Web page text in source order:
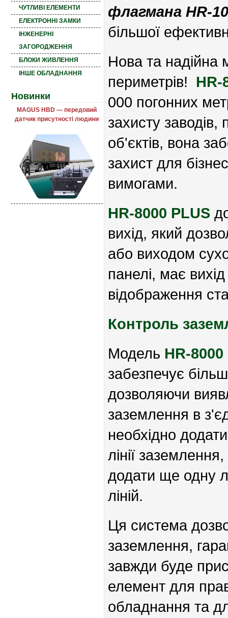
ЧУТЛИВІ ЕЛЕМЕНТИ
ЕЛЕКТРОННІ ЗАМКИ
ІНЖЕНЕРНІ
ЗАГОРОДЖЕННЯ
БЛОКИ ЖИВЛЕННЯ
ІНШЕ ОБЛАДНАННЯ
Новинки
MAGUS HBD — передовий
датчик присутності людини
флагмана HR-
більшої
Нова та надійна
периметрів! HR-
000 погонних
захисту заводів,
об'єктів, вона
захист для
вимогами.
HR-8000 PLUS
вихід, який
або виходом
панелі, має
відображення
Контроль
Модель HR-
забезпечує
дозволяючи
заземлення в
необхідно
лінії
додати ще одну
ліній.
Ця система
заземлення,
завжди буде
елемент для
обладнання та